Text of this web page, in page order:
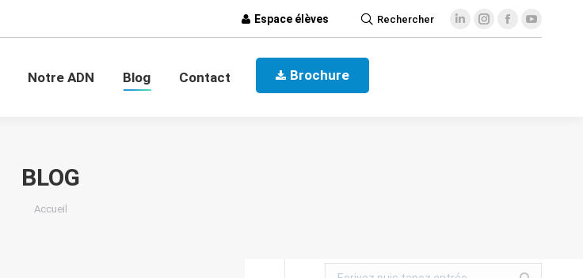
Espace élèves Rechercher
Notre ADN Blog Contact Brochure
BLOG
Vous êtes ici :
Accueil